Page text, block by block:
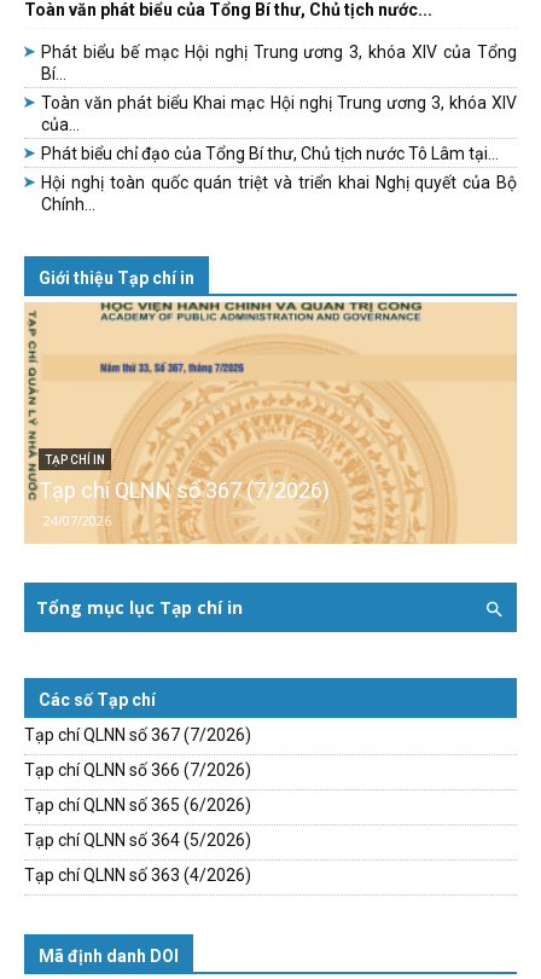
Toàn văn phát biểu của Tổng Bí thư, Chủ tịch nước...
Phát biểu bế mạc Hội nghị Trung ương 3, khóa XIV của Tổng
Bí...
Toàn văn phát biểu Khai mạc Hội nghị Trung ương 3, khóa XIV
của...
Phát biểu chỉ đạo của Tổng Bí thư, Chủ tịch nước Tô Lâm tại...
Hội nghị toàn quốc quán triệt và triển khai Nghị quyết của Bộ
Chính...
Giới thiệu Tạp chí in
TẠP CHÍ IN
Tạp chí QLNN số 367 (7/2026)
24/07/2026
Tổng mục lục Tạp chí in
Các số Tạp chí
Tạp chí QLNN số 367 (7/2026)
Tạp chí QLNN số 366 (7/2026)
Tạp chí QLNN số 365 (6/2026)
Tạp chí QLNN số 364 (5/2026)
Tạp chí QLNN số 363 (4/2026)
Mã định danh DOI